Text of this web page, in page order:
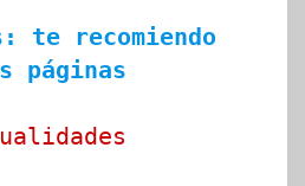
te recomiendo
páginas